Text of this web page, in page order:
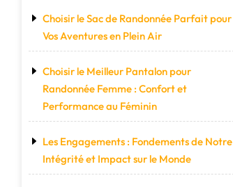
Choisir le Sac de Randonnée Parfait pour
Vos Aventures en Plein Air
Choisir le Meilleur Pantalon pour
Randonnée Femme : Confort et
Performance au Féminin
Les Engagements : Fondements de Notre
Intégrité et Impact sur le Monde